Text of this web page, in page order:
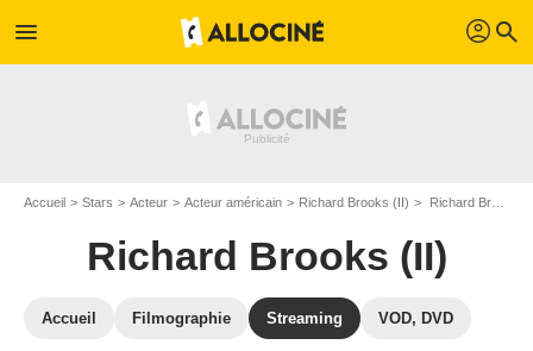
menu profil search
Accueil Stars Acteur Acteur américain Richard Brooks (II) Richard Brooks (II) : Films et séries online
Richard Brooks (II)
Accueil Filmographie Streaming VOD, DVD